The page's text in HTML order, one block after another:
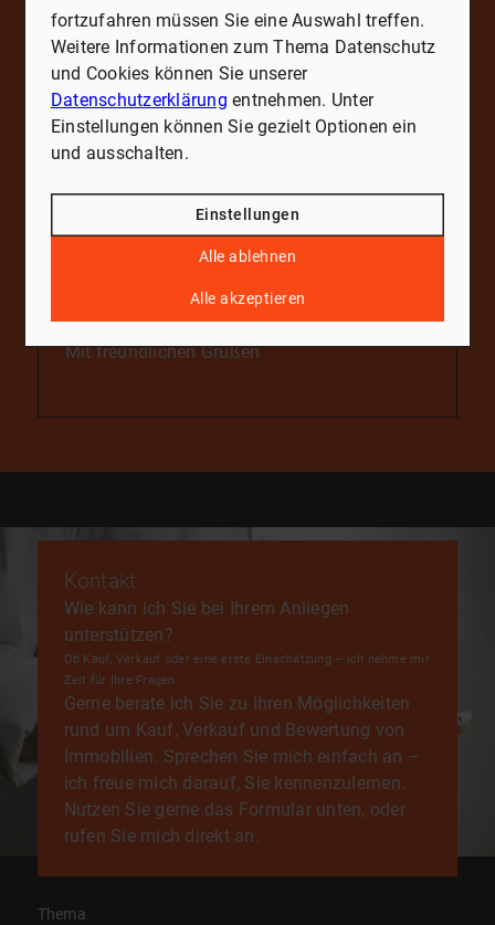
Theodor R.- 04. Juli 2025
Für die Bewertung meines Einfamilienhauses
in Strausberg habe ich die Unterstützung der
Wüstenrot Immobilien in Eggersdorf in
mit dem zuständigen Makler gestaltete sich
von Beginn an professionell und angenehm
unaufgeregt. Die Erklärungen waren auch für
zeugten von einer tiefen Kenntnis des
regionalen Immobilienmarktes.
Mit freundlichen Grüßen
Kontakt
Wie kann ich Sie bei Ihrem Anliegen
unterstützen?
Ob Kauf, Verkauf oder eine erste Einschätzung – ich nehme mir
Zeit für Ihre Fragen.
Gerne berate ich Sie zu Ihren Möglichkeiten
rund um Kauf, Verkauf und Bewertung von
Immobilien. Sprechen Sie mich einfach an –
ich freue mich darauf, Sie kennenzulernen.
Nutzen Sie gerne das Formular unten, oder
rufen Sie mich direkt an.
Thema
fortzufahren müssen Sie eine Auswahl treffen.
Weitere Informationen zum Thema Datenschutz
und Cookies können Sie unserer
Datenschutzerklärung entnehmen. Unter
Einstellungen können Sie gezielt Optionen ein
und ausschalten.
Einstellungen
Alle ablehnen
Alle akzeptieren